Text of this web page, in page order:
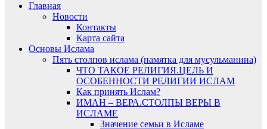
Главная
Новости
Контакты
Карта сайта
Основы Ислама
Пять столпов ислама (памятка для мусульманина)
ЧТО ТАКОЕ РЕЛИГИЯ.ЦЕЛЬ И
ОСОБЕННОСТИ РЕЛИГИИ ИСЛАМ
Как принять Ислам?
ИМАН – ВЕРА.СТОЛПЫ ВЕРЫ В
ИСЛАМЕ
Значение семьи в Исламе